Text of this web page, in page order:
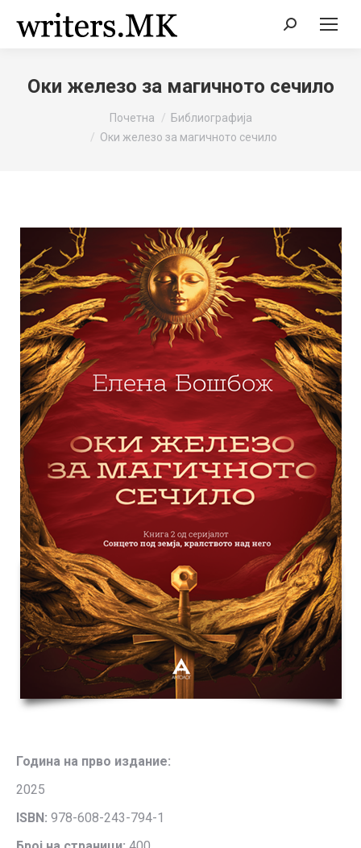
Search:
Оки железо за магичното сечило
Почетна
Библиографија
Оки железо за магичното сечило
Година на прво издание:
2025
ISBN: 978-608-243-794-1